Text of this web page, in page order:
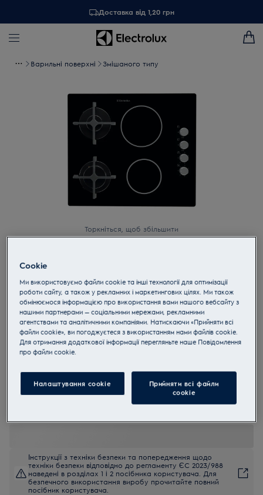
Доставка від 1,20 грн
Варильні поверхні Змішаного типу
Торкніться, щоб збільшити
Варильна поверхня змішаного
типу Mixed 60 см
4.8 (296)
EU керівництво
Переваги
Склокерамічна поверхня, яку легко чистити
Довговічні чавунні підставки забезпечать міцну та надійну опору
Інструкції з техніки безпеки та попередження щодо
техніки безпеки відповідно до регламенту ЄС 2023/988
наведені в розділах 1 і 2 посібника користувача. Для
безпечного використання виробу прочитайте повний
посібник користувача.
Cookie
Ми використовуємо файли cookie та інші технології для оптимізації
роботи сайту, а також у рекламних і маркетингових цілях. Ми також
обмінюємося інформацією про використання вами нашого вебсайту з
нашими партнерами — соціальними мережами, рекламними
агентствами та аналітичними компаніями. Натискаючи «Прийняти всі
файли cookie», ви погоджуєтеся з використанням нами файлів cookie.
Для отримання додаткової інформації перегляньте наше Пoвідомлення
прo файли cookie.
Налаштування cookie
Прийняти всі файли
сookie